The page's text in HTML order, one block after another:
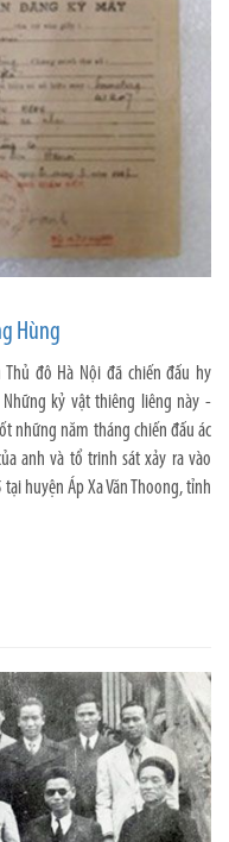
Hùng
đô Hà Nội đã chiến đấu hy
kỷ vật thiêng liêng này -
những năm tháng chiến đấu ác
anh và tổ trinh sát xảy ra vào
huyện Áp Xa Văn Thoong, tỉnh